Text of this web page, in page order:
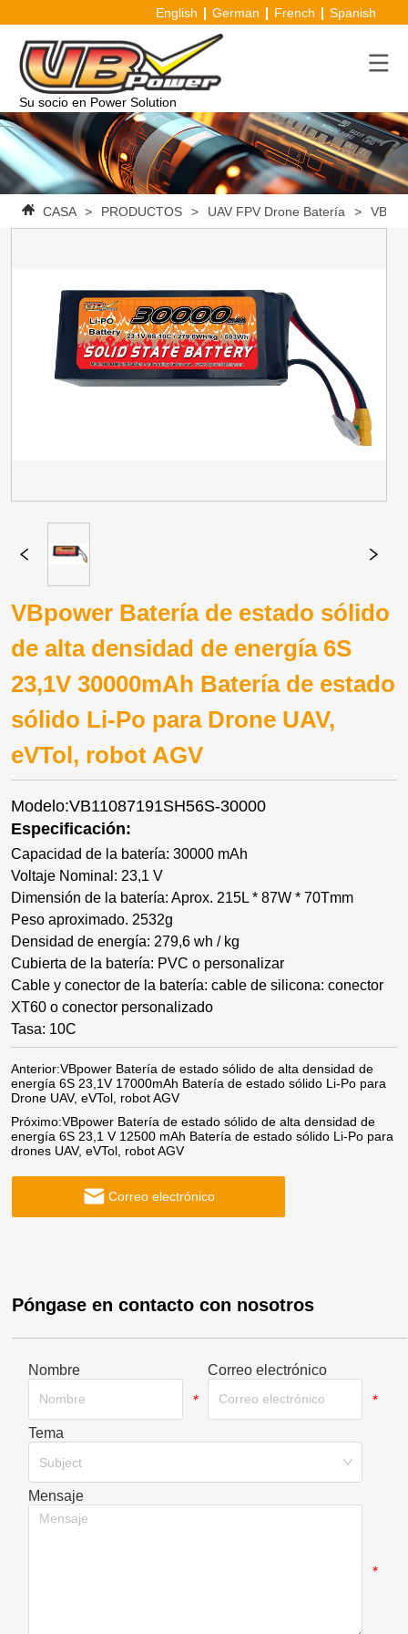
English German French Spanish
Su socio en Power Solution
CASA > PRODUCTOS > UAV FPV Drone Batería >
VBpower Batería de estado sólido
de alta densidad de energía 6S
23,1V 30000mAh Batería de estado
sólido Li-Po para Drone UAV,
eVTol, robot AGV
Modelo:VB11087191SH56S-30000
Especificación:
Capacidad de la batería: 30000 mAh
Voltaje Nominal: 23,1 V
Dimensión de la batería: Aprox. 215L * 87W * 70Tmm
Peso aproximado. 2532g
Densidad de energía: 279,6 wh / kg
Cubierta de la batería: PVC o personalizar
Cable y conector de la batería: cable de silicona: conector
XT60 o conector personalizado
Tasa: 10C
Anterior:VBpower Batería de estado sólido de alta densidad de
energía 6S 23,1V 17000mAh Batería de estado sólido Li-Po para
Drone UAV, eVTol, robot AGV
Próximo:VBpower Batería de estado sólido de alta densidad de
energía 6S 23,1 V 12500 mAh Batería de estado sólido Li-Po para
drones UAV, eVTol, robot AGV
Correo electrónico
Póngase en contacto con nosotros
Nombre
*
Correo electrónico
*
Tema
Subject
Mensaje
*